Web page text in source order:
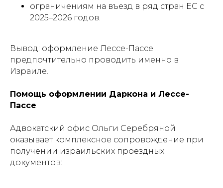
ограничениям на въезд в ряд стран ЕС с
2025–2026 годов.
Вывод: оформление Лессе-Пассе
предпочтительно проводить именно в
Израиле.
Помощь оформлении Даркона и Лессе-
Пассе
Адвокатский офис Ольги Серебряной
оказывает комплексное сопровождение при
получении израильских проездных
документов: